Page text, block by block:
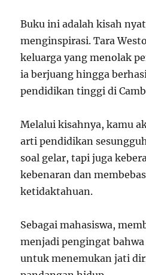
Buku ini adalah kisah
menginspirasi. Tara
keluarga yang menolak
ia berjuang hingga
pendidikan tinggi di
Melalui kisahnya, kamu
arti pendidikan
soal gelar, tapi juga
kebenaran dan
ketidaktahuan.
Sebagai mahasiswa,
menjadi pengingat
untuk menemukan jati